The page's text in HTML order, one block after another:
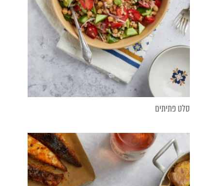
סלט פתיתים